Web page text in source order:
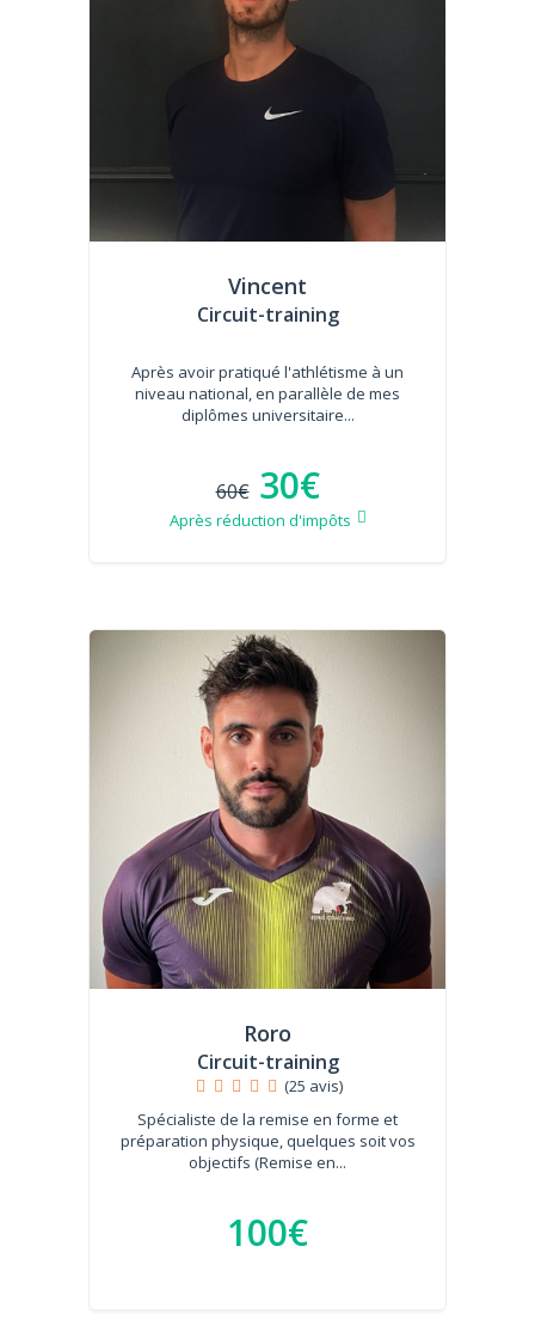
Vincent
Circuit-training
Après avoir pratiqué l'athlétisme à un
niveau national, en parallèle de mes
diplômes universitaire...
60€ 30€
Après réduction d'impôts
Roro
Circuit-training
(25 avis)
Spécialiste de la remise en forme et
préparation physique, quelques soit vos
objectifs (Remise en...
100€